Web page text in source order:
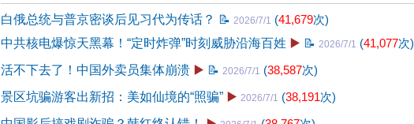
白俄总统与普京密谈后见习代为传话？ 📝 2026/7/1 (41,679次)
中共核电爆惊天黑幕！“定时炸弹”时刻威胁沿海百姓 ▶️ 📝 2026/7/1 (41,077次)
活不下去了！中国外卖员集体崩溃 ▶️ 📝 2026/7/1 (38,587次)
景区坑骗游客出新招：美如仙境的“照骗” ▶️ 2026/7/1 (38,191次)